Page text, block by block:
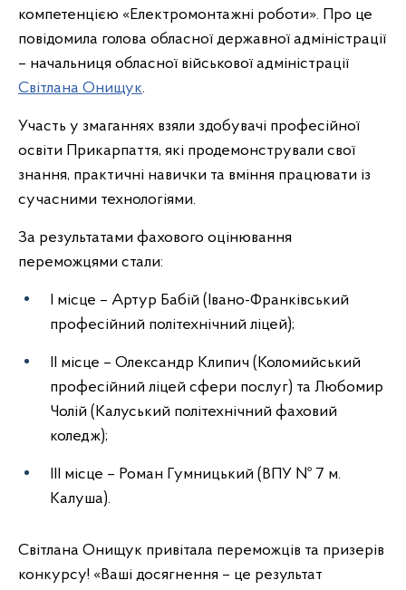
компетенцією «Електромонтажні роботи». Про це
повідомила голова обласної державної адміністрації
– начальниця обласної військової адміністрації
Світлана Онищук.
Участь у змаганнях взяли здобувачі професійної
освіти Прикарпаття, які продемонстрували свої
знання, практичні навички та вміння працювати із
сучасними технологіями.
За результатами фахового оцінювання
переможцями стали:
І місце – Артур Бабій (Івано-Франківський
професійний політехнічний ліцей);
ІІ місце – Олександр Клипич (Коломийський
професійний ліцей сфери послуг) та Любомир
Чолій (Калуський політехнічний фаховий
коледж);
ІІІ місце – Роман Гумницький (ВПУ № 7 м.
Калуша).
Світлана Онищук привітала переможців та призерів
конкурсу! «Ваші досягнення – це результат